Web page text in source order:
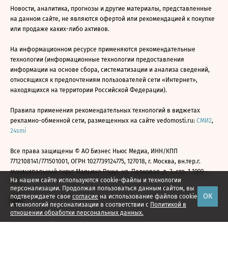
На нашем сайте используются cookie-файлы и технологии
персонализации. Продолжая пользоваться данным сайтом, вы
подтверждаете свое согласие на использование файлов cookie
и технологий персонализации в соответствии с Политикой в
отношении обработки персональных данных.
ОК
Новости, аналитика, прогнозы и другие материалы, представленные
на данном сайте, не являются офертой или рекомендацией к покупке
или продаже каких-либо активов.
На информационном ресурсе применяются рекомендательные
технологии (информационные технологии предоставления
информации на основе сбора, систематизации и анализа сведений,
относящихся к предпочтениям пользователей сети «Интернет»,
находящихся на территории Российской Федерации).
Правила применения рекомендательных технологий в виджетах
рекламно-обменной сети, размещенных на сайте vedomosti.ru: СМИ2,
24smi
Все права защищены © АО Бизнес Ньюс Медиа, ИНН/КПП
7712108141/771501001, ОГРН 1027739124775, 127018, г. Москва, вн.тер.г.
муниципальный округ Марьина Роща, ул. Полковая, д. 3, стр. 1 1999—
2026